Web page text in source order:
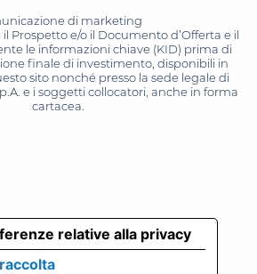
di marketing
Prospetto e/o il Documento d’Offerta e il
le informazioni chiave (KID) prima di
finale di investimento, disponibili in
sito nonché presso la sede legale di
e i soggetti collocatori, anche in forma
cartacea.
relative alla privacy